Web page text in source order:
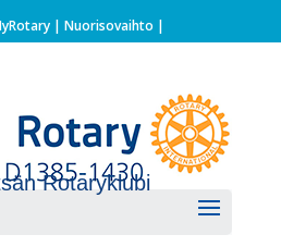
| Nuorisovaihto |
Rotaryklubi